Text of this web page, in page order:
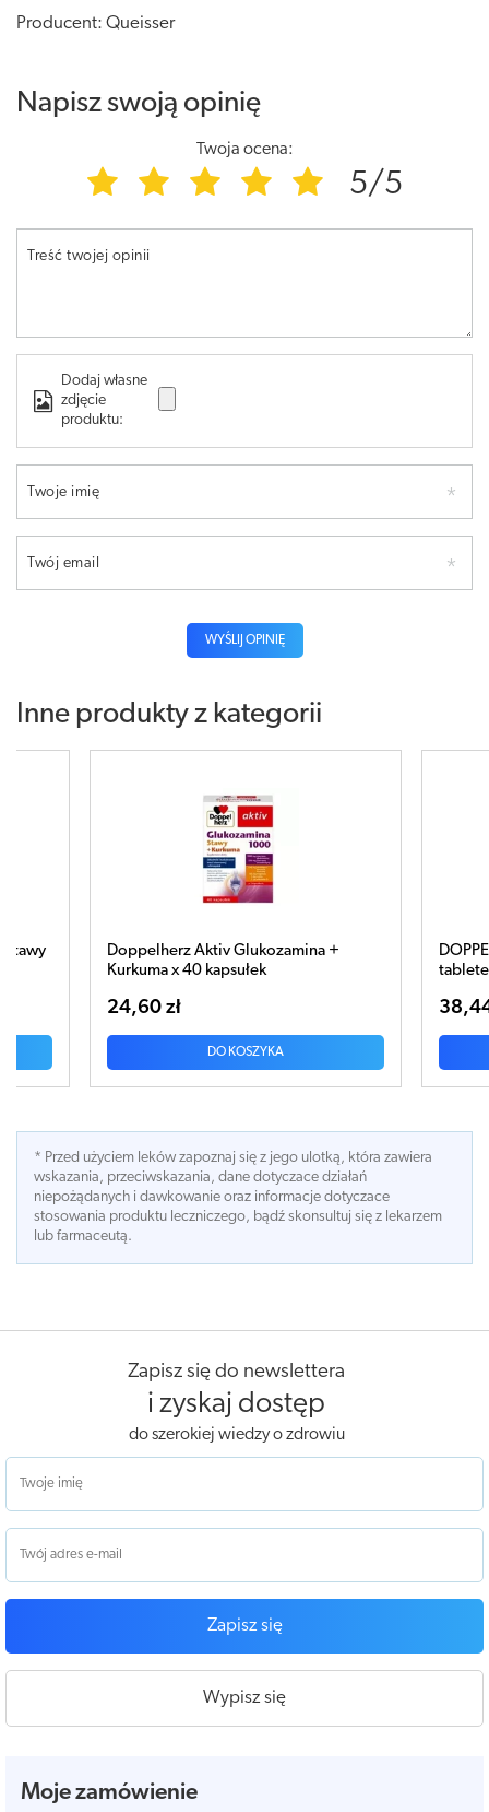
Producent: Queisser
Napisz swoją opinię
Twoja ocena:
5/5
Treść twojej opinii
Dodaj własne
zdjęcie
produktu:
Twoje imię
Twój email
WYŚLIJ OPINIĘ
Inne produkty z kategorii
Glukozamina +
DOPPELHERZ Aktiv Na stawy Max
tabletek
* Przed użyciem leków zapoznaj się z jego ulotką, która zawiera
wskazania, przeciwskazania, dane dotyczace działań
niepożądanych i dawkowanie oraz informacje dotyczace
stosowania produktu leczniczego, bądź skonsultuj się z lekarzem
lub farmaceutą.
Zapisz się do newslettera
i zyskaj dostęp
do szerokiej wiedzy o zdrowiu
Zapisz się
Wypisz się
Moje zamówienie